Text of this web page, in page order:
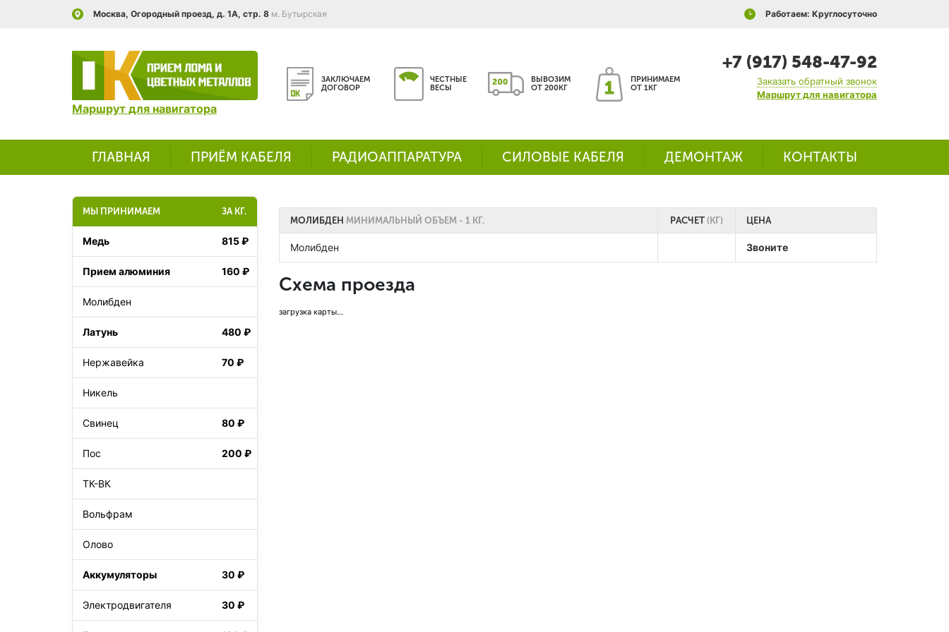
Москва, Огородный проезд, д. 1А, стр. 8 м. Бутырская Работаем: Круглосуточно
Маршрут для навигатора
ЗАКЛЮЧАЕМ
ДОГОВОР
ЧЕСТНЫЕ
ВЕСЫ
ВЫВОЗИМ
ОТ 200КГ
ПРИНИМАЕМ
ОТ 1КГ
+7 (917) 548-47-92
Заказать обратный звонок
Маршрут для навигатора
ГЛАВНАЯ ПРИЁМ КАБЕЛЯ РАДИОАППАРАТУРА СИЛОВЫЕ КАБЕЛЯ ДЕМОНТАЖ КОНТАКТЫ
МОЛИБДЕН МИНИМАЛЬНЫЙ ОБЪЕМ - 1 КГ. РАСЧЕТ (КГ) ЦЕНА
Молибден Звоните
Схема проезда
загрузка карты...
МЫ ПРИНИМАЕМ ЗА КГ.
Медь 815 ₽
Прием алюминия 160 ₽
Молибден
Латунь 480 ₽
Нержавейка 70 ₽
Никель
Свинец 80 ₽
Пос 200 ₽
ТК-ВК
Вольфрам
Олово
Аккумуляторы 30 ₽
Электродвигателя 30 ₽